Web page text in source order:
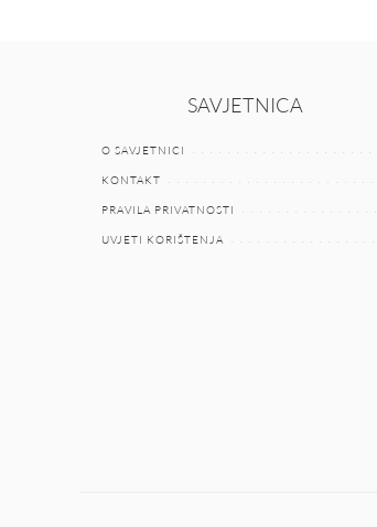
SAVJETNICA
O SAVJETNICI
KONTAKT
PRAVILA PRIVATNOSTI
UVJETI KORIŠTENJA